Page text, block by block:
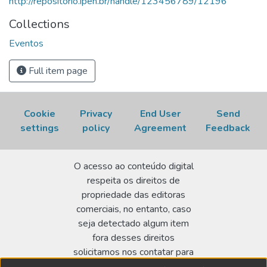
Collections
Eventos
Full item page
Cookie
settings
Privacy
policy
End User
Agreement
Send
Feedback
O acesso ao conteúdo digital
respeita os direitos de
propriedade das editoras
comerciais, no entanto, caso
seja detectado algum item
fora desses direitos
solicitamos nos contatar para